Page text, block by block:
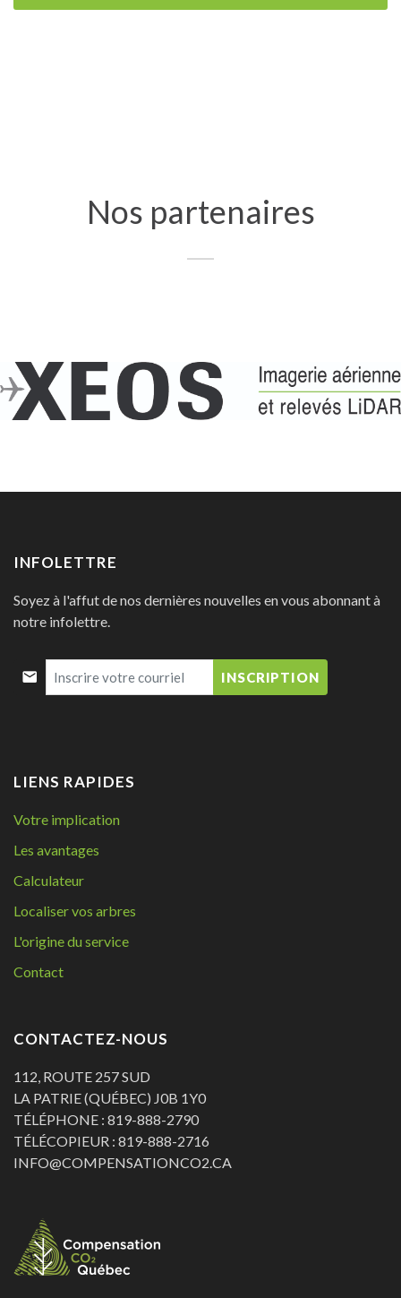
Nos partenaires
INFOLETTRE
Soyez à l'affut de nos dernières nouvelles en vous abonnant à
notre infolettre.
INSCRIPTION
LIENS RAPIDES
Votre implication
Les avantages
Calculateur
Localiser vos arbres
L'origine du service
Contact
CONTACTEZ-NOUS
112, ROUTE 257 SUD
LA PATRIE (QUÉBEC) J0B 1Y0
TÉLÉPHONE : 819-888-2790
TÉLÉCOPIEUR : 819-888-2716
INFO@COMPENSATIONCO2.CA